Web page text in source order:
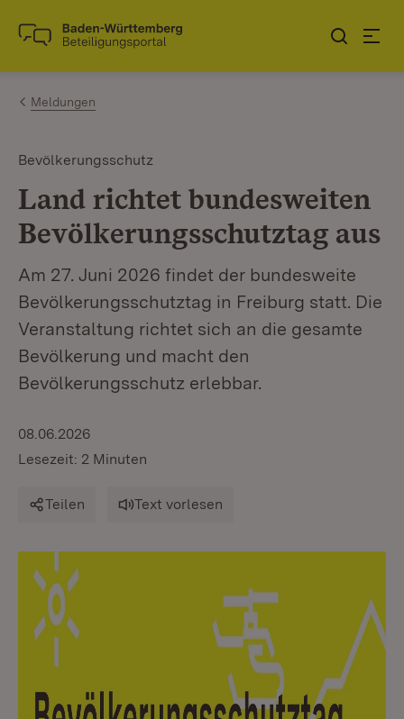
Zum Inhalt springen
Link zur Startseite
Meldungen
Bevölkerungsschutz
Land richtet bundesweiten
Bevölkerungsschutztag aus
Am 27. Juni 2026 findet der bundesweite
Bevölkerungsschutztag in Freiburg statt. Die
Veranstaltung richtet sich an die gesamte
Bevölkerung und macht den
Bevölkerungsschutz erlebbar.
08.06.2026
Lesezeit: 2 Minuten
Teilen Text vorlesen